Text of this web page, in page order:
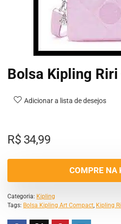
Bolsa Kipling Riri
Adicionar a lista de desejos
R$34,99
COMPRE NA
Categoria: Kipling
Tags: Bolsa Kipling Art Compact, Kipling